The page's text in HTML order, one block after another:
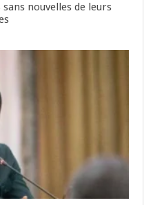
nouvelles de leurs